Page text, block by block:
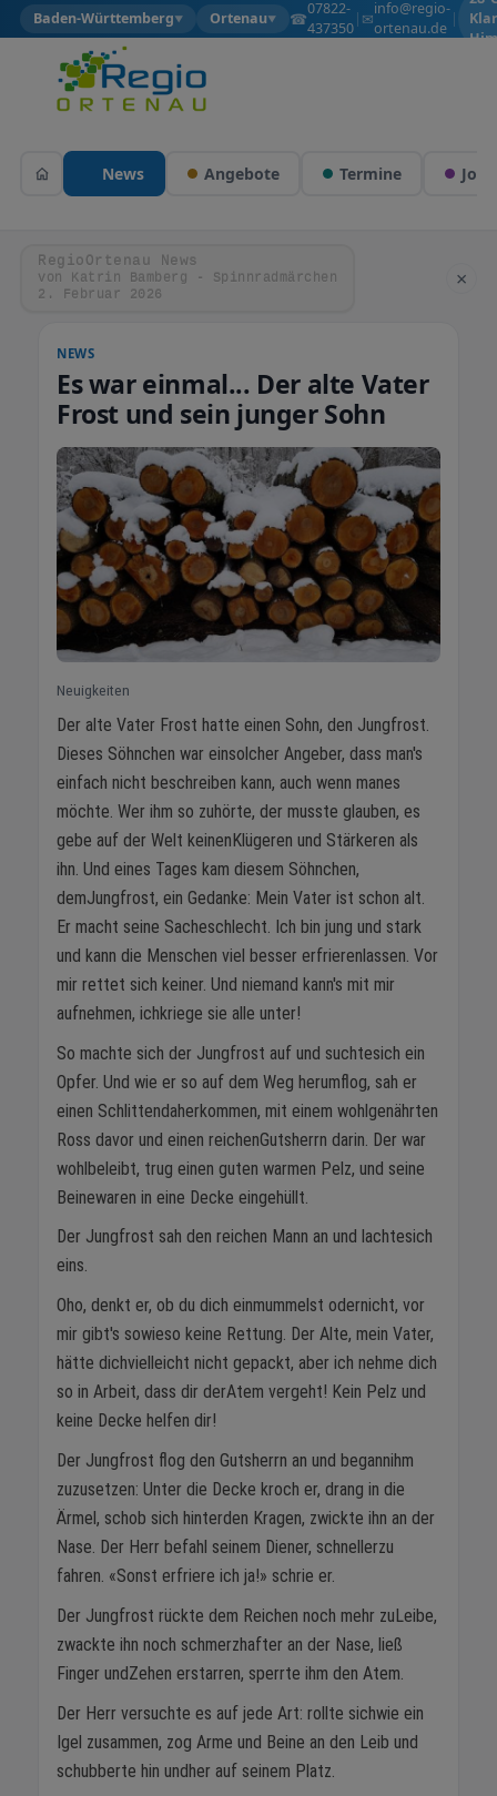
Baden-Württemberg▼ Ortenau▼ ☎07822-
437350
| ✉info@regio-
ortenau.de
|
News Angebote Termine Jobs
RegioOrtenau News
von Katrin Bamberg - Spinnradmärchen
2. Februar 2026
×
NEWS
Es war einmal... Der alte Vater
Frost und sein junger Sohn
Neuigkeiten
Der alte Vater Frost hatte einen Sohn, den Jungfrost.
Dieses Söhnchen war einsolcher Angeber, dass man's
einfach nicht beschreiben kann, auch wenn manes
möchte. Wer ihm so zuhörte, der musste glauben, es
gebe auf der Welt keinenKlügeren und Stärkeren als
ihn. Und eines Tages kam diesem Söhnchen,
demJungfrost, ein Gedanke: Mein Vater ist schon alt.
Er macht seine Sacheschlecht. Ich bin jung und stark
und kann die Menschen viel besser erfrierenlassen. Vor
mir rettet sich keiner. Und niemand kann's mit mir
aufnehmen, ichkriege sie alle unter!
So machte sich der Jungfrost auf und suchtesich ein
Opfer. Und wie er so auf dem Weg herumflog, sah er
einen Schlittendaherkommen, mit einem wohlgenährten
Ross davor und einen reichenGutsherrn darin. Der war
wohlbeleibt, trug einen guten warmen Pelz, und seine
Beinewaren in eine Decke eingehüllt.
Der Jungfrost sah den reichen Mann an und lachtesich
eins.
Oho, denkt er, ob du dich einmummelst odernicht, vor
mir gibt's sowieso keine Rettung. Der Alte, mein Vater,
hätte dichvielleicht nicht gepackt, aber ich nehme dich
so in Arbeit, dass dir derAtem vergeht! Kein Pelz und
keine Decke helfen dir!
Der Jungfrost flog den Gutsherrn an und begannihm
zuzusetzen: Unter die Decke kroch er, drang in die
Ärmel, schob sich hinterden Kragen, zwickte ihn an der
Nase. Der Herr befahl seinem Diener, schnellerzu
fahren. «Sonst erfriere ich ja!» schrie er.
Der Jungfrost rückte dem Reichen noch mehr zuLeibe,
zwackte ihn noch schmerzhafter an der Nase, ließ
Finger undZehen erstarren, sperrte ihm den Atem.
Der Herr versuchte es auf jede Art: rollte sichwie ein
Igel zusammen, zog Arme und Beine an den Leib und
schubberte hin undher auf seinem Platz.